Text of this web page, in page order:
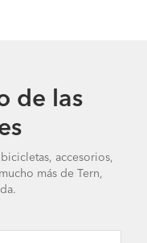
de las
accesorios,
más de Tern,